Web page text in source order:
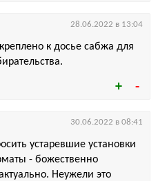
к досье сабжа для
28.06.2022 в 13:04
устаревшие установки
- божественно
Неужели это
30.06.2022 в 08:41